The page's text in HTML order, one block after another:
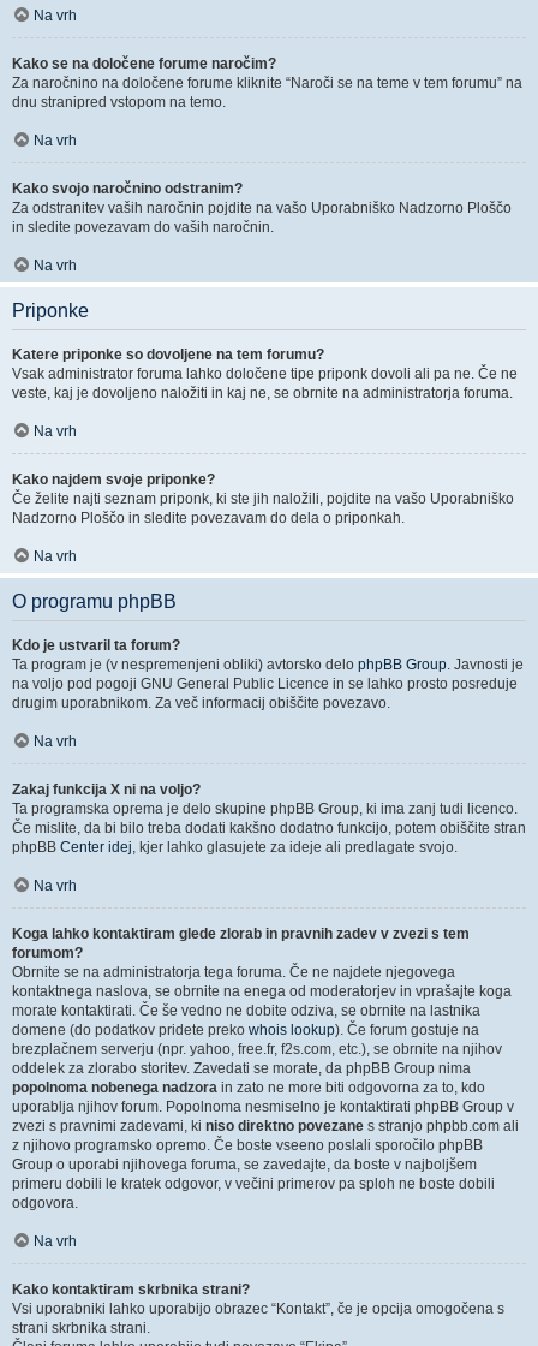
Na vrh
Kako se na določene forume naročim?
Za naročnino na določene forume kliknite “Naroči se na teme v tem forumu” na
dnu stranipred vstopom na temo.
Na vrh
Kako svojo naročnino odstranim?
Za odstranitev vaših naročnin pojdite na vašo Uporabniško Nadzorno Ploščo
in sledite povezavam do vaših naročnin.
Na vrh
Priponke
Katere priponke so dovoljene na tem forumu?
Vsak administrator foruma lahko določene tipe priponk dovoli ali pa ne. Če ne
veste, kaj je dovoljeno naložiti in kaj ne, se obrnite na administratorja foruma.
Na vrh
Kako najdem svoje priponke?
Če želite najti seznam priponk, ki ste jih naložili, pojdite na vašo Uporabniško
Nadzorno Ploščo in sledite povezavam do dela o priponkah.
Na vrh
O programu phpBB
Kdo je ustvaril ta forum?
Ta program je (v nespremenjeni obliki) avtorsko delo phpBB Group. Javnosti je
na voljo pod pogoji GNU General Public Licence in se lahko prosto posreduje
drugim uporabnikom. Za več informacij obiščite povezavo.
Na vrh
Zakaj funkcija X ni na voljo?
Ta programska oprema je delo skupine phpBB Group, ki ima zanj tudi licenco.
Če mislite, da bi bilo treba dodati kakšno dodatno funkcijo, potem obiščite stran
phpBB Center idej, kjer lahko glasujete za ideje ali predlagate svojo.
Na vrh
Koga lahko kontaktiram glede zlorab in pravnih zadev v zvezi s tem
forumom?
Obrnite se na administratorja tega foruma. Če ne najdete njegovega
kontaktnega naslova, se obrnite na enega od moderatorjev in vprašajte koga
morate kontaktirati. Če še vedno ne dobite odziva, se obrnite na lastnika
domene (do podatkov pridete preko whois lookup). Če forum gostuje na
brezplačnem serverju (npr. yahoo, free.fr, f2s.com, etc.), se obrnite na njihov
oddelek za zlorabo storitev. Zavedati se morate, da phpBB Group nima
popolnoma nobenega nadzora in zato ne more biti odgovorna za to, kdo
uporablja njihov forum. Popolnoma nesmiselno je kontaktirati phpBB Group v
zvezi s pravnimi zadevami, ki niso direktno povezane s stranjo phpbb.com ali
z njihovo programsko opremo. Če boste vseeno poslali sporočilo phpBB
Group o uporabi njihovega foruma, se zavedajte, da boste v najboljšem
primeru dobili le kratek odgovor, v večini primerov pa sploh ne boste dobili
odgovora.
Na vrh
Kako kontaktiram skrbnika strani?
Vsi uporabniki lahko uporabijo obrazec “Kontakt”, če je opcija omogočena s
strani skrbnika strani.